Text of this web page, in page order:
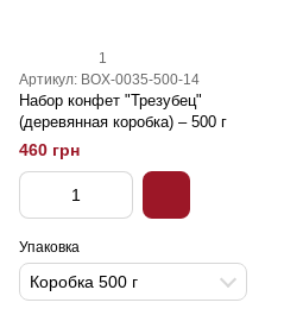
1
Артикул: BOX-0035-500-14
Набор конфет "Трезубец"
(деревянная коробка) – 500 г
460 грн
Упаковка
Коробка 500 г